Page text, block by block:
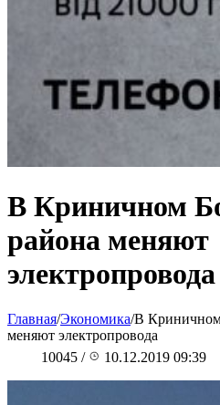
В Криничном
района меняют
электропровода
Главная/Экономика/В Криничном
меняют электропровода
10045 / 10.12.2019 09:39